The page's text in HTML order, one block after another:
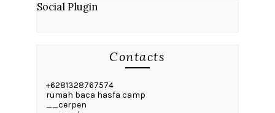
Social Plugin
Contacts
+6281328767574
rumah baca hasfa camp
__cerpen